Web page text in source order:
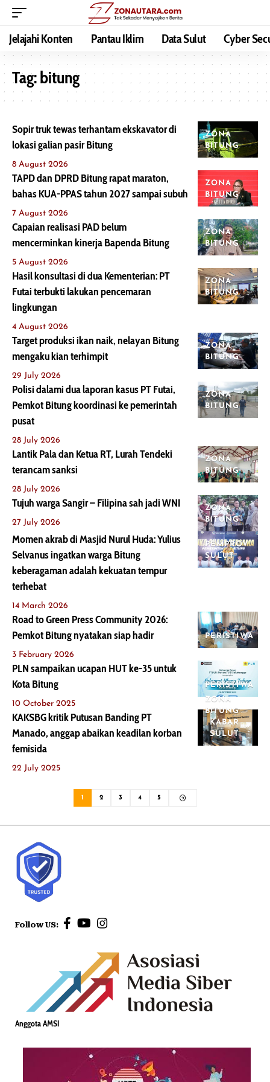
Jelajahi Konten Pantau Iklim Data Sulut Cyber
Tag:bitung
ZONA
BITUNG
Sopir truk tewas terhantam ekskavator di
lokasi galian pasir Bitung
8 August 2026
ZONA
BITUNG
TAPD dan DPRD Bitung rapat maraton,
bahas KUA-PPAS tahun 2027 sampai subuh
7 August 2026
ZONA
BITUNG
Capaian realisasi PAD belum
mencerminkan kinerja Bapenda Bitung
5 August 2026
ZONA
BITUNG
Hasil konsultasi di dua Kementerian: PT
Futai terbukti lakukan pencemaran
lingkungan
4 August 2026
ZONA
BITUNG
Target produksi ikan naik, nelayan Bitung
mengaku kian terhimpit
29 July 2026
ZONA
BITUNG
Polisi dalami dua laporan kasus PT Futai,
Pemkot Bitung koordinasi ke pemerintah
pusat
28 July 2026
ZONA
BITUNG
Lantik Pala dan Ketua RT, Lurah Tendeki
terancam sanksi
28 July 2026
ZONA
BITUNG
Tujuh warga Sangir – Filipina sah jadi WNI
27 July 2026
PEMPROV
SULUT
Momen akrab di Masjid Nurul Huda: Yulius
Selvanus ingatkan warga Bitung
keberagaman adalah kekuatan tempur
terhebat
14 March 2026
PERISTIWA
Road to Green Press Community 2026:
Pemkot Bitung nyatakan siap hadir
3 February 2026
PERISTIWA
PLN sampaikan ucapan HUT ke-35 untuk
Kota Bitung
10 October 2025
ZONA
BITUNG
KABAR
SULUT
KAKSBG kritik Putusan Banding PT
Manado, anggap abaikan keadilan korban
femisida
22 July 2025
1 2 3 4 5
Follow US:
Anggota AMSI